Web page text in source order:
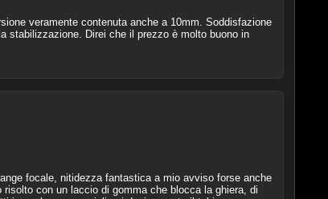
veramente contenuta anche a 10mm. Soddisfazione
stabilizzazione. Direi che il prezzo è molto buono in
focale, nitidezza fantastica a mio avviso forse anche
con un laccio di gomma che blocca la ghiera, di